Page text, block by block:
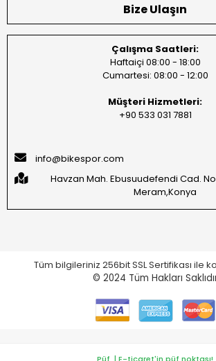
Bize Ulaşın
Çalışma Saatleri:
Haftaiçi 08:00 - 18:00
Cumartesi: 08:00 - 12:00
Müşteri Hizmetleri:
+90 533 031 7881
info@bikespor.com
Havzan Mah. Ebusuudefendi Cad.
Meram,Konya
Tüm bilgileriniz 256bit SSL Sertifikası ile
© 2024 Tüm Hakları
Püf. | E-ticaret'in püf noktası!